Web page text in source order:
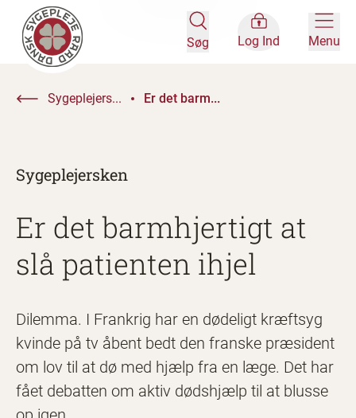
Søg Log Ind Menu
Sygeplejers... Er det barm...
Sygeplejersken
Er det barmhjertigt at
slå patienten ihjel
Dilemma. I Frankrig har en dødeligt kræftsyg
kvinde på tv åbent bedt den franske præsident
om lov til at dø med hjælp fra en læge. Det har
fået debatten om aktiv dødshjælp til at blusse